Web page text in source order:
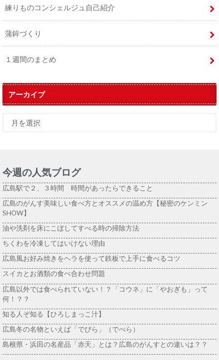
練りものコンシェルジュ自己紹介
蒲鉾づくり
１週間のまとめ
アーカイブ
今週の人気ブログ
広島駅で２、３時間 時間があったらできること
広島のがんす美味しい食べ方とオススメの温め方【秘密のケンミン
SHOW】
油や洗剤を床にこぼしてすべる時の掃除方法
ちくわを冷凍してはいけない理由
広島風お好み焼きをヘラを使って鉄板で上手に食べるコツ
スイカとお酒類の食べ合わせ問題
広島以外では食べられていない！？「コウネ」に「やおぎも」って
何！？？
知る人ぞ知る【ひろしまっこ汁】
広島冬の名物といえば「でびら」（でべら）
島根県・浜田の名産品「赤天」とは？広島のがんすとの違いは？？